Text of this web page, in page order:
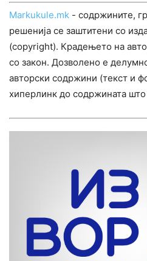
Markukule.mk - содржините,
решенија се заштитени со
(copyright). Крадењето на
со закон. Дозволено е
авторски содржини (текст и
хиперлинк до содржината